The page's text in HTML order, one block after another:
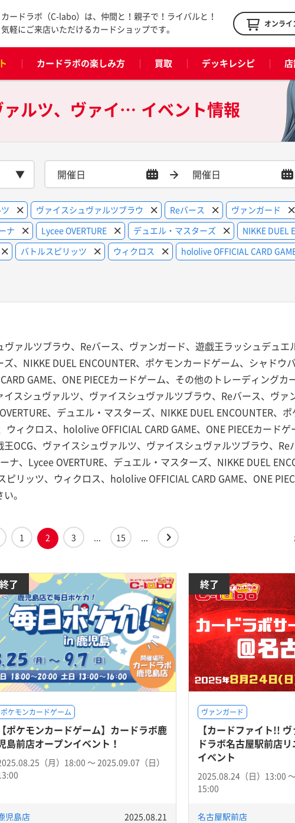
カードラボ（C-labo）は、仲間と！親子で！ライバルと！
気軽にご来店いただけるカードショップです。
オンラ
カードラボの楽しみ方 買取 デッキレシピ
遊戯王OCG、ヴァイスシュヴァルツ、ヴァイスシュヴァルツブラウ、Reバース、ヴァンガード、遊戯王ラッシュデュエル、Z/X、ユニオンアリーナ、Lycee OVERTURE、デュエル・マスターズ、NIKKE DUEL ENCOUNTER、ポケモンカードゲーム、シャドウバース エボルヴ、バトルスピリッツ、ウィクロス、hololive OFFICIAL CARD GAME、ONE PIECEカードゲーム、その他の イベント情報
ヴァイスシュヴァルツブラウ Reバース
ヴァンガード
ナ Lycee OVERTURE デュエル・マスターズ
NIKKE DUEL
バトルスピリッツ ウィクロス
hololive OFFICIAL CARD
ァルツブラウ、Reバース、ヴァンガード、遊戯王ラッシュデュエ
、NIKKE DUEL ENCOUNTER、ポケモンカードゲーム、シャドウ
GAME、ONE PIECEカードゲーム、その他のトレーディングカ
スシュヴァルツ、ヴァイスシュヴァルツブラウ、Reバース、ヴァ
、デュエル・マスターズ、NIKKE DUEL ENCOUNTER、
ィクロス、hololive OFFICIAL CARD GAME、ONE PIECEカード
OCG、ヴァイスシュヴァルツ、ヴァイスシュヴァルツブラウ、Re
、Lycee OVERTURE、デュエル・マスターズ、NIKKE DUEL
リッツ、ウィクロス、hololive OFFICIAL CARD GAME、ONE
。
1 2 3 ... 15 ...
終了
ポケモンカードゲーム
【ポケモンカードゲーム】カードラボ鹿
島前店オープンイベント！
（月）18:00 〜 2025.09.07（日）
児島店 2025.08.21
終了
ヴァンガード
【カードファイト!!
ドラボ名古屋駅前店
イベント
2025.08.24（日）13:00
15:00
名古屋駅前店